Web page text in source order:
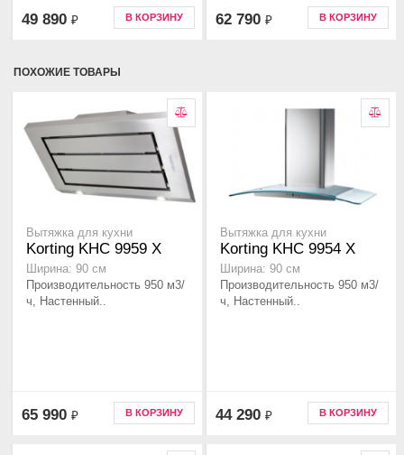
49 890 ₽ В КОРЗИНУ 62 790 ₽ В КОРЗИНУ
ПОХОЖИЕ ТОВАРЫ
Вытяжка для кухни
Korting KHC 9959 X
Ширина: 90 см
Производительность 950 м3/
ч, Настенный..
65 990 ₽ В КОРЗИНУ
Вытяжка для кухни
Korting KHC 9954 X
Ширина: 90 см
Производительность 950 м3/
ч, Настенный..
44 290 ₽ В КОРЗИНУ